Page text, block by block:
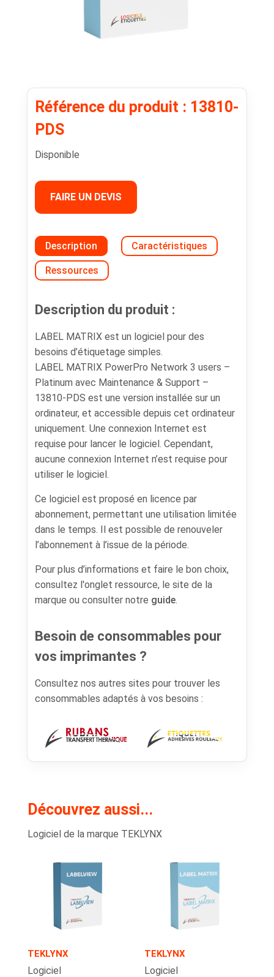
Référence du produit : 13810-
PDS
Disponible
FAIRE UN DEVIS
Description Caractéristiques
Ressources
Description du produit :
LABEL MATRIX est un logiciel pour des
besoins d’étiquetage simples.
LABEL MATRIX PowerPro Network 3 users –
Platinum avec Maintenance & Support –
13810-PDS est une version installée sur un
ordinateur, et accessible depuis cet ordinateur
uniquement. Une connexion Internet est
requise pour lancer le logiciel. Cependant,
aucune connexion Internet n’est requise pour
utiliser le logiciel.
Ce logiciel est proposé en licence par
abonnement, permettant une utilisation limitée
dans le temps. Il est possible de renouveler
l’abonnement à l’issue de la période.
Pour plus d’informations et faire le bon choix,
consultez l'onglet ressource, le site de la
marque ou consulter notre guide.
Besoin de consommables pour
vos imprimantes ?
Consultez nos autres sites pour trouver les
consommables adaptés à vos besoins :
Découvrez aussi...
Logiciel de la marque TEKLYNX
TEKLYNX
Logiciel
TEKLYNX
Logiciel